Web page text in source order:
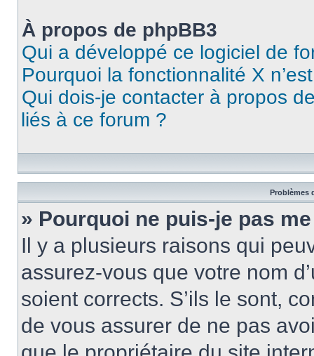
À propos de phpBB3
Qui a développé ce logiciel de
Pourquoi la fonctionnalité X
Qui dois-je contacter à propos
liés à ce forum ?
Problèmes
» Pourquoi ne puis-je pas
Il y a plusieurs raisons qui
assurez-vous que votre nom
soient corrects. S’ils le sont,
de vous assurer de ne pas